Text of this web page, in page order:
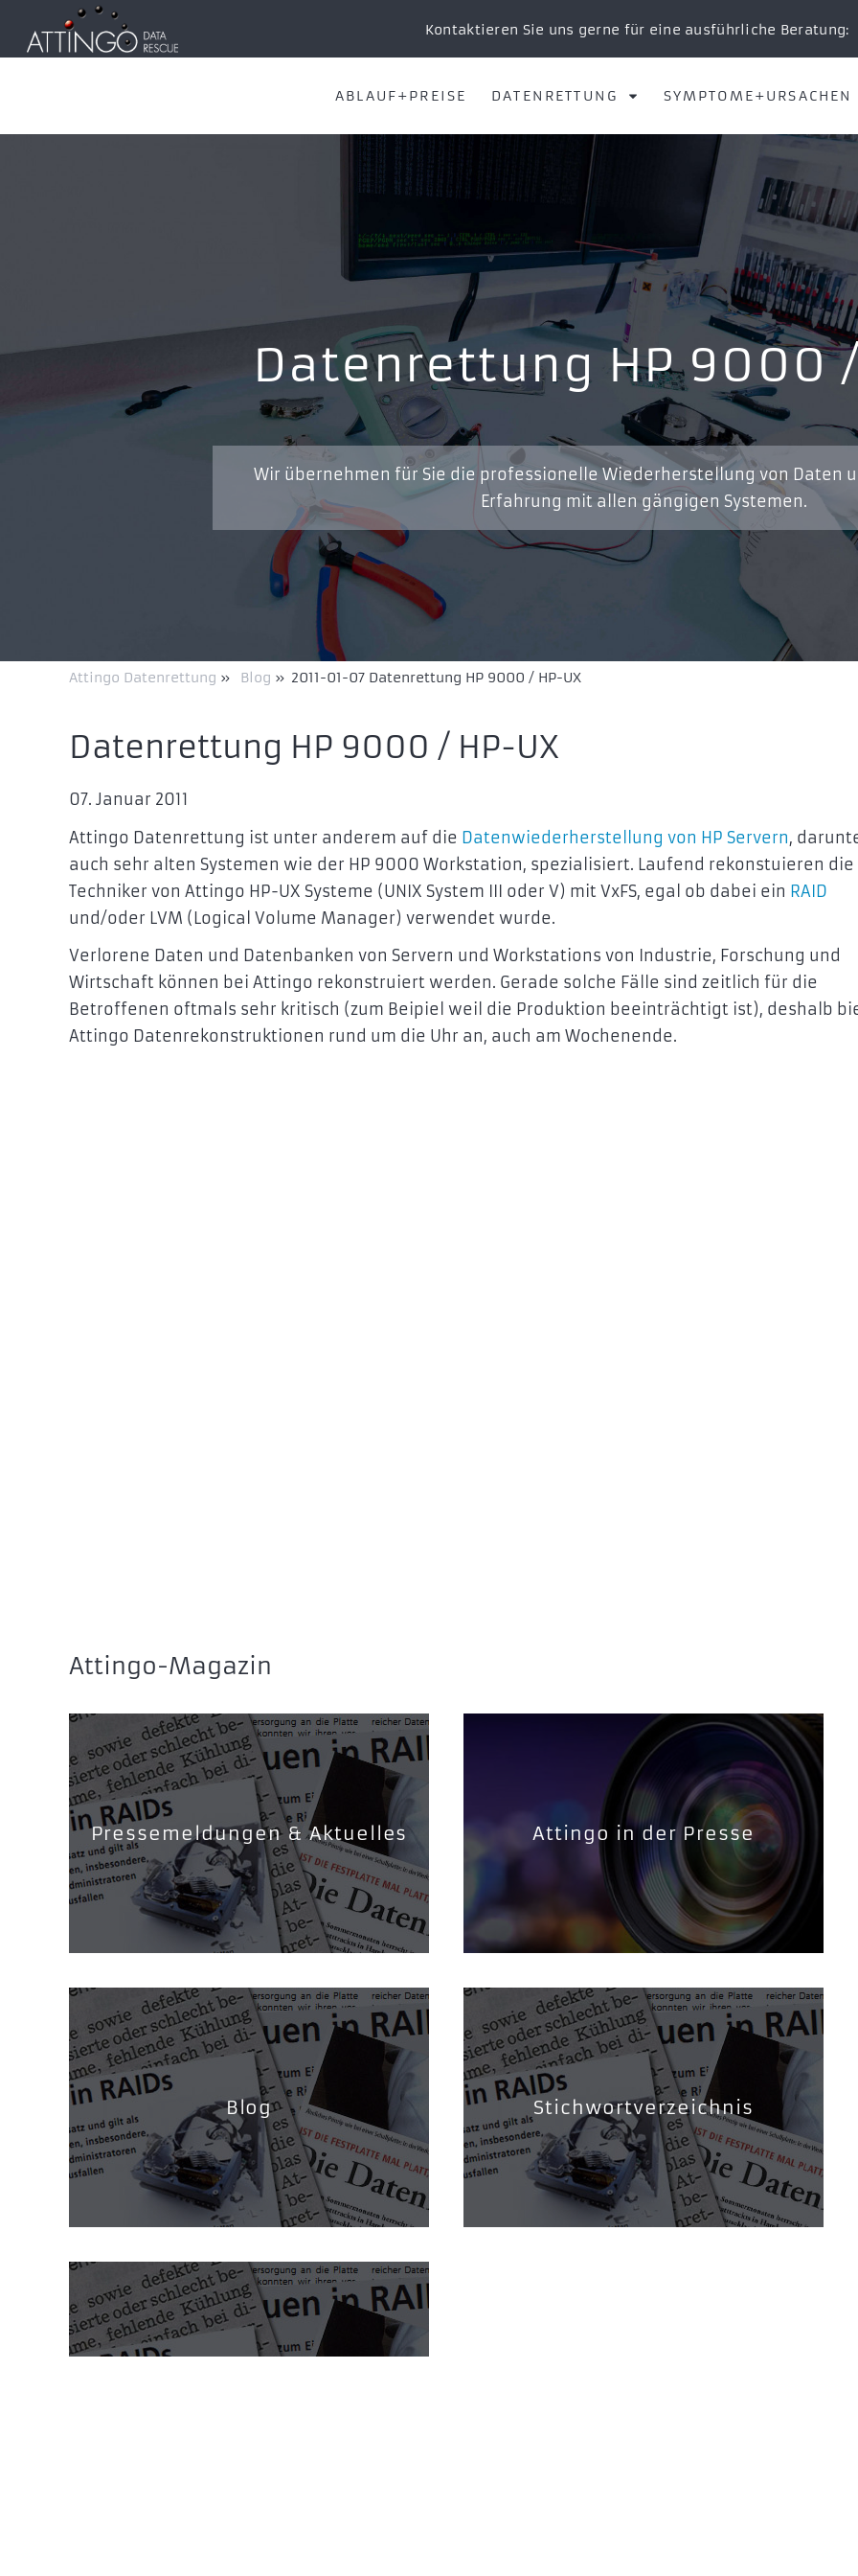
Kontaktieren Sie uns gerne für eine ausführliche Beratung:
ABLAUF+PREISE DATENRETTUNG SYMPTOME+URSACHEN
Datenrettung HP 9000
Wir übernehmen für Sie die professionelle Wiederherstellung von Daten
Erfahrung mit allen gängigen Systemen.
Attingo Datenrettung » Blog » 2011-01-07 Datenrettung HP 9000 / HP-UX
Datenrettung HP 9000 / HP-UX
07. Januar 2011
Attingo Datenrettung ist unter anderem auf die Datenwiederherstellung von HP Servern,
auch sehr alten Systemen wie der HP 9000 Workstation, spezialisiert. Laufend rekonstuieren die
Techniker von Attingo HP-UX Systeme (UNIX System III oder V) mit VxFS, egal ob dabei ein RAID
und/oder LVM (Logical Volume Manager) verwendet wurde.
Verlorene Daten und Datenbanken von Servern und Workstations von Industrie, Forschung und
Wirtschaft können bei Attingo rekonstruiert werden. Gerade solche Fälle sind zeitlich für die
Betroffenen oftmals sehr kritisch (zum Beipiel weil die Produktion beeinträchtigt ist), deshalb
Attingo Datenrekonstruktionen rund um die Uhr an, auch am Wochenende.
Attingo-Magazin
Pressemeldungen & Aktuelles Attingo in der Presse
Blog Stichwortverzeichnis